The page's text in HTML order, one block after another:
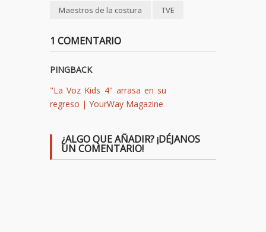
Maestros de la costura TVE
1 COMENTARIO
PINGBACK
"La Voz Kids 4" arrasa en su
regreso | YourWay Magazine
¿ALGO QUE AÑADIR? ¡DÉJANOS
UN COMENTARIO!